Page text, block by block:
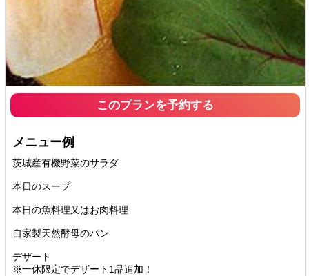
このプランを予約する
メニュー例
茨城産有機野菜のサラダ
本日のスープ
本日の魚料理又はお肉料理
自家製天然酵母のパン
デザート
※一休限定でデザート1品追加！